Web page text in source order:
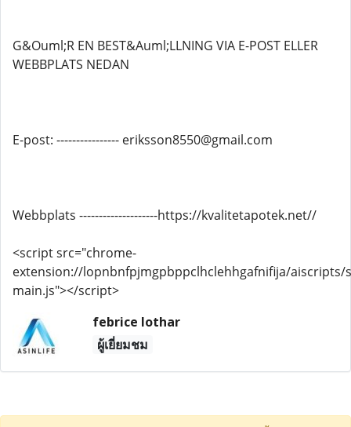
G&Ouml;R EN BEST&Auml;LLNING VIA E-POST ELLER
WEBBPLATS NEDAN
E-post: ---------------- eriksson8550@gmail.com
Webbplats --------------------https://kvalitetapotek.net//
<script src="chrome-
extension://lopnbnfpjmgpbppclhclehhgafnifija/aiscripts/
main.js"></script>
febrice lothar
ผู้เยี่ยมชม